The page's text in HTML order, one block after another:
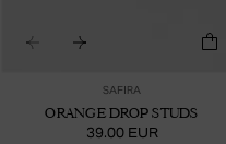
SAFIRA
ORANGE DROP STUDS
39.00 EUR